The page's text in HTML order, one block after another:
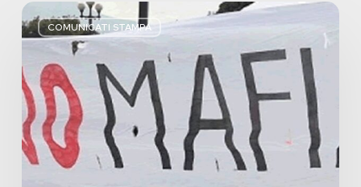
COMUNICATI STAMPA
Basta
bugie,
Regione
Lombardia
pratica
l’antimafia
solo
a
parole